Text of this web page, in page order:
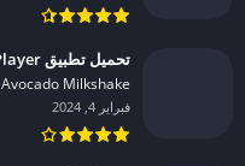
تحميل تطبيق Provid Video Player مهكر للاندرويد 2024
Avocado Milkshake‏
فبراير 4, 2024